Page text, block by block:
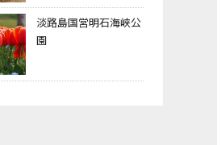
淡路島国営明石海峡公
園